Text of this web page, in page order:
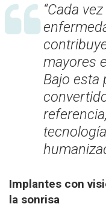
“Cada
mayores
Bajo esta
Implantes con
la sonrisa